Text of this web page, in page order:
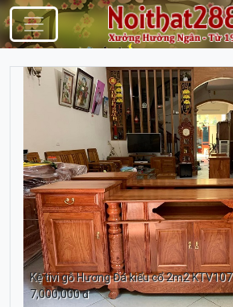
Điều Hướng
Kệ tivi gỗ Hương Đá kiểu cổ 2m2 KTV107
7,000,000 đ